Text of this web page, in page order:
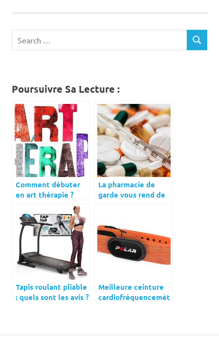
for:
SEARCH
Poursuivre Sa Lecture :
Comment débuter
en art thérapie ?
La pharmacie de
garde vous rend de
Tapis roulant pliable
: quels sont les avis ?
Meilleure ceinture
cardiofréquencemèt